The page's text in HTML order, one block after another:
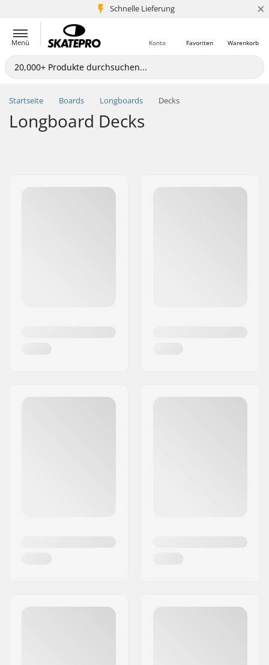
Schnelle Lieferung
5+ Mio. Kunden ×
Menü Warenkorb
Favoriten
Konto
Startseite Boards Longboards Decks
Longboard Decks